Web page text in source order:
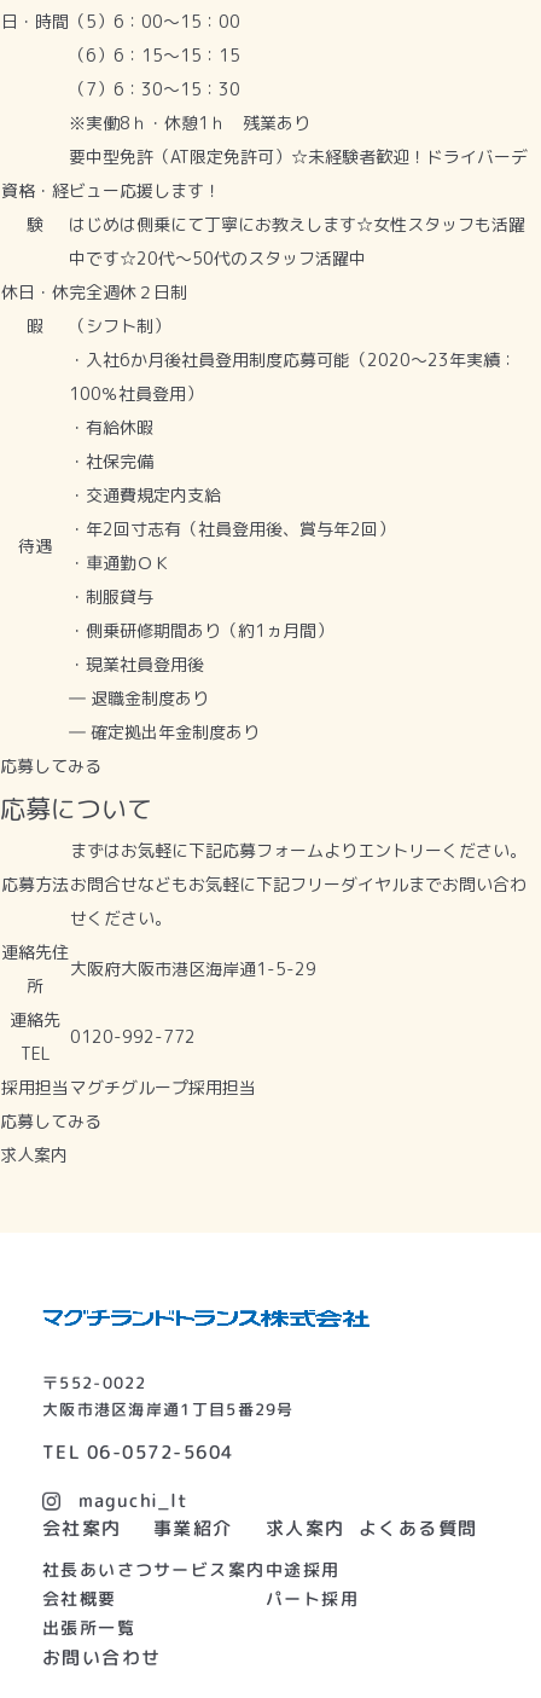
日・時間 （5）6：00～15：00
（6）6：15～15：15
（7）6：30～15：30
※実働8ｈ・休憩1ｈ 残業あり
資格・経
験
要中型免許（AT限定免許可）☆未経験者歓迎！ドライバーデ
ビュー応援します！
はじめは側乗にて丁寧にお教えします☆女性スタッフも活躍
中です☆20代～50代のスタッフ活躍中
休日・休
暇
完全週休２日制
（シフト制）
待遇
・入社6か月後社員登用制度応募可能（2020〜23年実績：
100％社員登用）
・有給休暇
・社保完備
・交通費規定内支給
・年2回寸志有（社員登用後、賞与年2回）
・車通勤ＯＫ
・制服貸与
・側乗研修期間あり（約1ヵ月間）
・現業社員登用後
― 退職金制度あり
― 確定拠出年金制度あり
応募してみる
応募について
応募方法
まずはお気軽に下記応募フォームよりエントリーください。
お問合せなどもお気軽に下記フリーダイヤルまでお問い合わ
せください。
連絡先住
所
大阪府大阪市港区海岸通1-5-29
連絡先
TEL
0120-992-772
採用担当 マグチグループ採用担当
応募してみる
求人案内
〒552-0022
大阪市港区海岸通1丁目5番29号
TEL06-0572-5604
maguchi_lt
会社案内
社長あいさつ
会社概要
出張所一覧
事業紹介
サービス案内
求人案内
中途採用
パート採用
よくある質問
お問い合わせ